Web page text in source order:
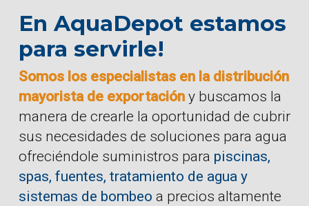
En AquaDepot estamos
para servirle!
Somos los especialistas en la distribución
mayorista de exportacióny buscamos la
manera de crearle la oportunidad de cubrir
sus necesidades de soluciones para agua
ofreciéndole suministros para piscinas,
spas, fuentes, tratamiento de agua y
sistemas de bombeo a precios altamente